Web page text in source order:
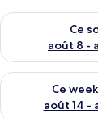
Ce
août 8 -
Vérifier la
Ce
août 14 -
Vérifier la